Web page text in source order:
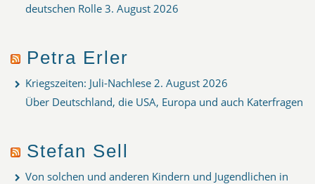
deutschen Rolle 3. August 2026
Petra Erler
Kriegszeiten: Juli-Nachlese 2. August 2026
Über Deutschland, die USA, Europa und auch Katerfragen
Stefan Sell
Von solchen und anderen Kindern und Jugendlichen in